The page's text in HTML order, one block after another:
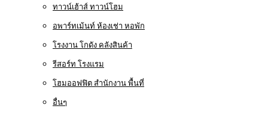
ทาวน์เฮ้าส์ ทาวน์โฮม
อพาร์ทเม้นท์ ห้องเช่า หอพัก
โรงงาน โกดัง คลังสินค้า
รีสอร์ท โรงแรม
โฮมออฟฟิต สำนักงาน พื้นที่
อื่นๆ